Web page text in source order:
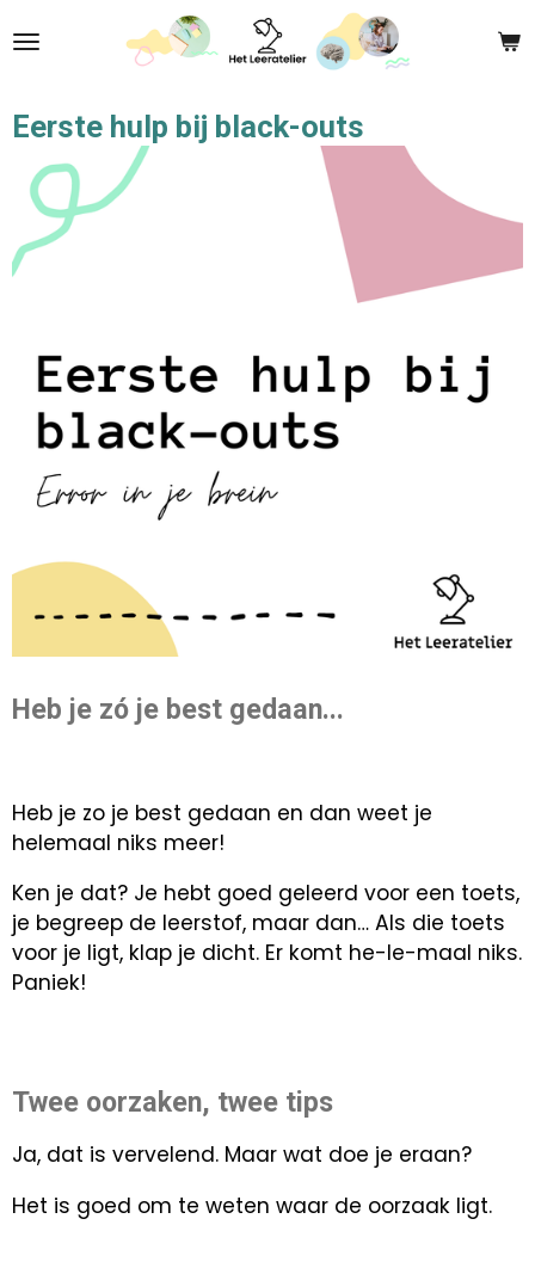
direct
de
hoofdinhoud
Eerste hulp bij black-outs
Heb je zó je best gedaan...
Heb je zo je best gedaan en dan weet je
helemaal niks meer!
Ken je dat? Je hebt goed geleerd voor een toets,
je begreep de leerstof, maar dan… Als die toets
voor je ligt, klap je dicht. Er komt he-le-maal niks.
Paniek!
Twee oorzaken, twee tips
Ja, dat is vervelend. Maar wat doe je eraan?
Het is goed om te weten waar de oorzaak ligt.